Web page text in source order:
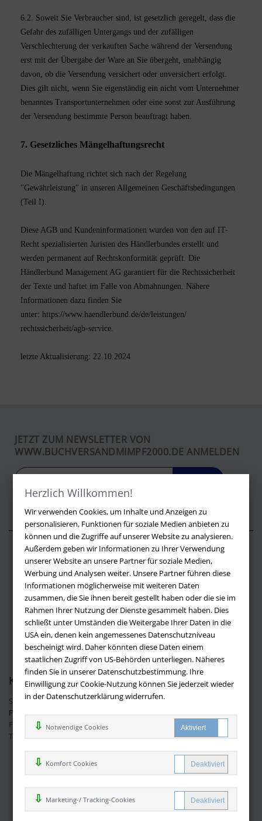
Herzlich Willkommen!
Wir verwenden Cookies, um Inhalte und Anzeigen zu
personalisieren, Funktionen für soziale Medien anbieten zu
können und die Zugriffe auf unserer Website zu analysieren.
Außerdem geben wir Informationen zu Ihrer Verwendung
unserer Website an unsere Partner für soziale Medien,
Werbung und Analysen weiter. Unsere Partner führen diese
Informationen möglicherweise mit weiteren Daten
zusammen, die Sie ihnen bereit gestellt haben oder die sie im
Rahmen Ihrer Nutzung der Dienste gesammelt haben. Dies
schließt unter Umständen die Weitergabe Ihrer Daten in die
USA ein, denen kein angemessenes Datenschutzniveau
bescheinigt wird. Daher könnten diese Daten einem
staatlichen Zugriff von US-Behörden unterliegen. Näheres
finden Sie in unserer Datenschutzbestimmung. Ihre
Einwilligung zur Cookie-Nutzung können Sie jederzeit wieder
in der Datenschutzerklärung widerrufen.
Notwendige Cookies
Komfort Cookies
Marketing-/ Tracking-Cookies
6.2. Soweit Sie Verbraucher sind, ist gesetzlich geregelt, dass die
Gefahr des zufälligen Untergangs und der zufälligen
Verschlechterung der verkauften Sache während der Versendung
erst mit der Übergabe der Ware an Sie übergeht, unabhängig
davon, ob die Versendung versichert oder unversichert erfolgt.
Dies gilt nicht, wenn Sie eigenständig ein nicht vom Unternehmer
benanntes Transportunternehmen oder eine sonst zur Ausführung
der Versendung bestimmte Person beauftragt haben.
7. Gesetzliches Mängelhaftungsrecht
Die Mängelhaftung richtet sich nach der Regelung
"Gewährleistung" in unseren Allgemeinen Geschäftsbedingungen
(Teil I).
Diese AGB und Kundeninformationen wurden von den auf IT-
Recht spezialisierten Juristen des Händlerbundes erstellt und
werden permanent auf Rechtskonformität geprüft. Die
Händlerbund Management AG garantiert für die Rechtssicherheit
der Texte und haftet im Falle von Abmahnungen. Nähere
Informationen dazu finden Sie
unter: https://www.haendlerbund.de/de/leistungen/
rechtssicherheit/agb-service
letzte Aktualisierung: 22.10.2024
JETZT ZUM NEWSLETTER VON
WWW.BUCHVERSANDMIMPF2000.DE ANMELDEN
Über buchversandmimpf2000.de
Impressum
Versandbedingungen
Widerruf
Batteriehinweis
AGB
Datenschutz
Kontakt
Sie haben Fragen?Hier finden Sie Antworten auf häufig gestellte
Fragen.
Fragen per E-Mail:info@buchversandmimpf2000.de
Telefon: +49 (0)9209 20 23 188
Ihre Vorteile bei uns
Kostenloser Versand innerhalb Deutschlands
Sicherer Online Shop und Zahlung mit SSL-Verschlüsselung
Viele Zahlungsmethoden wie PayPal oder per Vorkasse